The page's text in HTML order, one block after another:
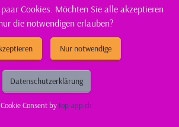
Bestellen
Cookies. Möchten Sie alle akzeptieren
die notwendigen erlauben?
Nur notwendige
Datenschutzerklärung
Cookie Consent bytop-app.ch